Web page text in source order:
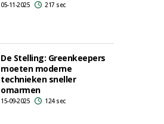
05-11-2025 217 sec
De Stelling: Greenkeepers
moeten moderne
technieken sneller
omarmen
15-09-2025 124 sec